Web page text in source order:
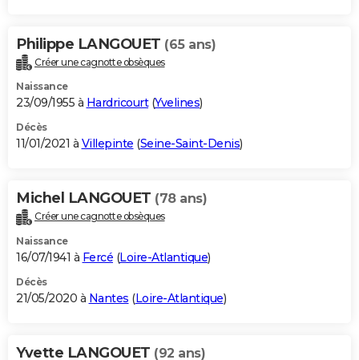
Philippe LANGOUET (65 ans)
Créer une cagnotte obsèques
Naissance
23/09/1955 à Hardricourt(Yvelines)
Décès
11/01/2021 à Villepinte (Seine-Saint-Denis)
Michel LANGOUET (78 ans)
Créer une cagnotte obsèques
Naissance
16/07/1941 à Fercé (Loire-Atlantique)
Décès
21/05/2020 à Nantes (Loire-Atlantique)
Yvette LANGOUET (92 ans)